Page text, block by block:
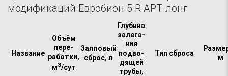
модификаций Евробион 5 R АРТ лонг
Название
Объём
пере­
работки,
м3/сут
Залповый
сброс, л
Глубина
залега­
ния
подво­
дящей
трубы,
Тип сброса
м